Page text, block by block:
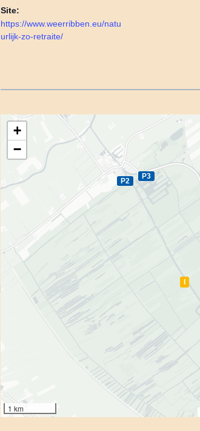
Site:
https://www.weerribben.eu/natu
urlijk-zo-retraite/
P2
P3
+
−
1 km